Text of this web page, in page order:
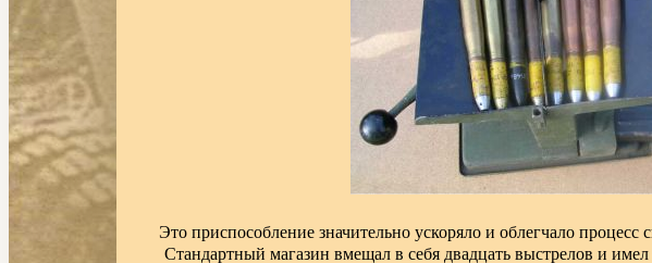
Это приспособление значительно ускоряло и облегчало
Стандартный магазин вмещал в себя двадцать выстрелов и имел